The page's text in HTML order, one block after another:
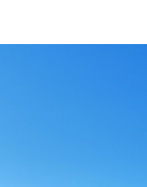
Пинский р-н, г.
27
инвентарный